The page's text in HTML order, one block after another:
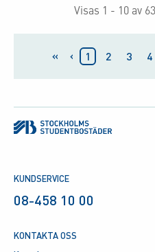
Visas 1 - 10 av
« ‹ 1 2 3 4
KUNDSERVICE
08-458 10 00
KONTAKTA OSS